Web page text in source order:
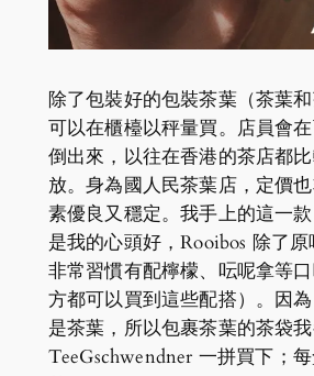
除了包裝好的包裝茶葉（茶葉
可以在櫃檯以秤量買。店員會
倒出來，以往在香港的茶店都
放。身為國人民茶葉店，定價
素優良又穩定。我手上的這一
是我的心頭好，Rooibos 除了
非常習慣有配檸檬、呍呢拿等
方都可以買到這些配搭）。因
是茶葉，所以包裹茶葉的茶袋
TeeGschwendner 一拼買下；